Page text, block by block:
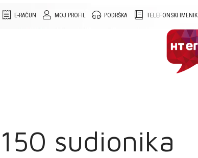
TELEFONSKI IMENIK
PODRŠKA
MOJ PROFIL
E-RAČUN
sudionika